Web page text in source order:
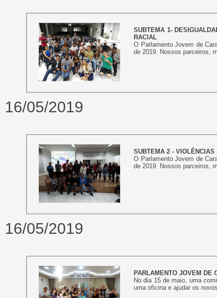
SUBTEMA 1-
RACIAL
O Parlamento Jovem de
de 2019. Nossos parceiros,
16/05/2019
SUBTEMA 2 -
O Parlamento Jovem de
de 2019. Nossos parceiros,
16/05/2019
PARLAMENTO JOVEM DE
No dia 15 de maio, uma
uma oficina e ajudar os